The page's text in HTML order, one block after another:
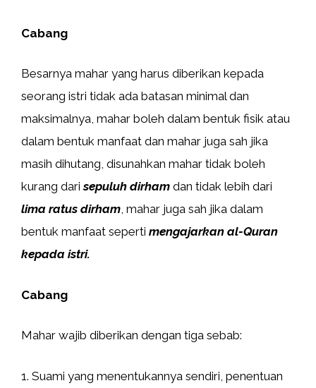
Cabang
Besarnya mahar yang harus diberikan kepada
seorang istri tidak ada batasan minimal dan
maksimalnya, mahar boleh dalam bentuk fisik atau
dalam bentuk manfaat dan mahar juga sah jika
masih dihutang, disunahkan mahar tidak boleh
kurang darisepuluh dirham dan tidak lebih dari
lima ratus dirham, mahar juga sah jika dalam
bentuk manfaat seperti mengajarkan al-Quran
kepada istri.
Cabang
Mahar wajib diberikan dengan tiga sebab:
1. Suami yang menentukannya sendiri, penentuan